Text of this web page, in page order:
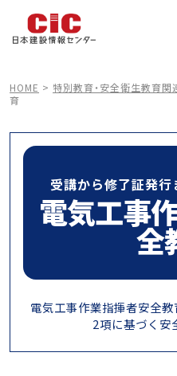
HOME > 特別教育・安全衛生教育関
育
受講から修了証発
電気工事
全
電気工事作業指揮者安全
2項に基づく安